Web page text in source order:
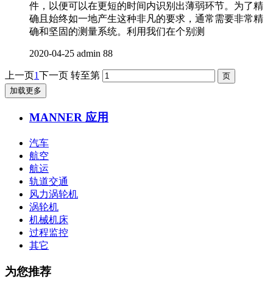
件，以便可以在更短的时间内识别出薄弱环节。为了精
确且始终如一地产生这种非凡的要求，通常需要非常精
确和坚固的测量系统。利用我们在个别测
2020-04-25 admin 88
上一页 1 下一页 转至第
加载更多
MANNER 应用
汽车
航空
航运
轨道交通
风力涡轮机
涡轮机
机械机床
过程监控
其它
为您推荐